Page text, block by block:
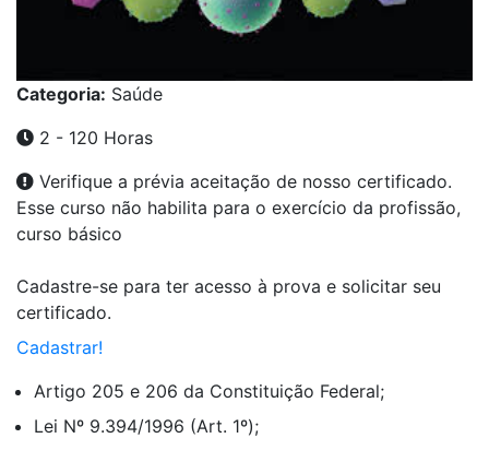
Categoria: Saúde
2 - 120 Horas
Verifique a prévia aceitação de nosso certificado.
Esse curso não habilita para o exercício da profissão,
curso básico
Cadastre-se para ter acesso à prova e solicitar seu
certificado.
Cadastrar!
Artigo 205 e 206 da Constituição Federal;
Lei Nº 9.394/1996 (Art. 1º);